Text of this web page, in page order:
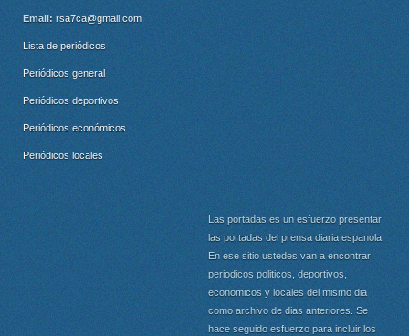
Email: rsa7ca@gmail.com
Lista de periódicos
Periódicos general
Periódicos deportivos
Periódicos económicos
Periódicos locales
Las portadas es un esfuerzo presentar
las portadas del prensa diaria espanola.
En ese sitio ustedes van a encontrar
periodicos politicos, deportivos,
economicos y locales del mismo dia
como archivo de dias anteriores. Se
hace seguido esfuerzo para incluir los